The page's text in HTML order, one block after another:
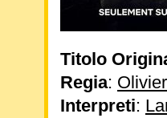
Titolo
Regia:
Interpreti: